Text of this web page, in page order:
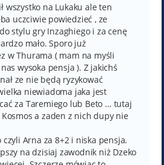
wszystko na Lukaku ale ten
uczciwie powiedzieć , ze
stylu gry Inzaghiego i za cenę
mało. Sporo już
w Thurama ( mam na myśli
wysoka pensja ). Z jakichś
ze nie będą ryzykować
niewiadoma jaka jest
za Taremiego lub Beto … tutaj
a zaden z nich dupy nie
czyli Arna za 8+2 i niska pensja.
na dzisiaj zawodnik niż Dzeko